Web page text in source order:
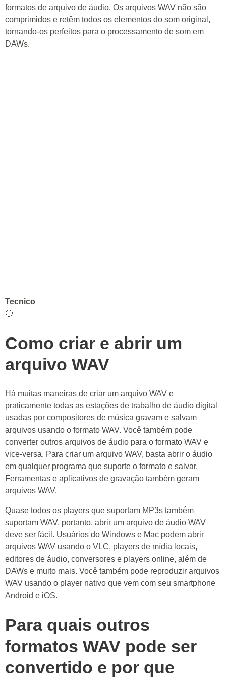
formatos de arquivo de áudio. Os arquivos WAV não são
comprimidos e retêm todos os elementos do som original,
tornando-os perfeitos para o processamento de som em
DAWs.
Tecnico
🔵
Como criar e abrir um
arquivo WAV
Há muitas maneiras de criar um arquivo WAV e
praticamente todas as estações de trabalho de áudio digital
usadas por compositores de música gravam e salvam
arquivos usando o formato WAV. Você também pode
converter outros arquivos de áudio para o formato WAV e
vice-versa. Para criar um arquivo WAV, basta abrir o áudio
em qualquer programa que suporte o formato e salvar.
Ferramentas e aplicativos de gravação também geram
arquivos WAV.
Quase todos os players que suportam MP3s também
suportam WAV, portanto, abrir um arquivo de áudio WAV
deve ser fácil. Usuários do Windows e Mac podem abrir
arquivos WAV usando o VLC, players de mídia locais,
editores de áudio, conversores e players online, além de
DAWs e muito mais. Você também pode reproduzir arquivos
WAV usando o player nativo que vem com seu smartphone
Android e iOS.
Para quais outros
formatos WAV pode ser
convertido e por que